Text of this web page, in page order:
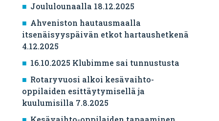
Joululounaalla 18.12.2025
Ahveniston hautausmaalla
itsenäisyyspäivän etkot hartaushetkenä
4.12.2025
16.10.2025 Klubimme sai tunnustusta
Rotaryvuosi alkoi kesävaihto-
oppilaiden esittäytymisellä ja
kuulumisilla 7.8.2025